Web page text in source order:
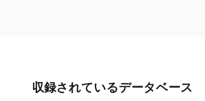
収録されているデータベース